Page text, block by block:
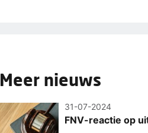
Meer nieuws
31-07-2024
FNV-reactie op